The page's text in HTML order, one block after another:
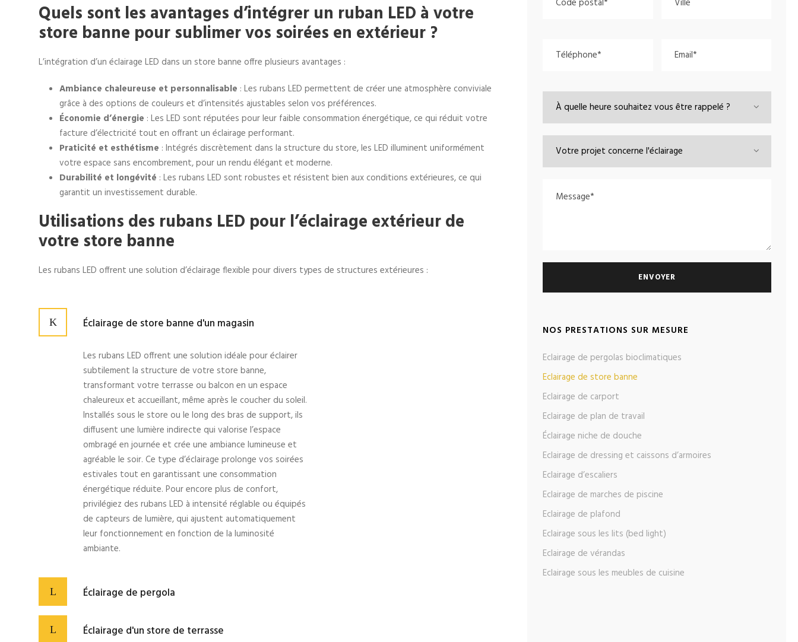
Quels sont les avantages d’intégrer un ruban LED à votre
store banne pour sublimer vos soirées en extérieur ?
L’intégration d’un éclairage LED dans un store banne offre plusieurs avantages :
Ambiance chaleureuse et personnalisable : Les rubans LED permettent de créer une atmosphère conviviale
grâce à des options de couleurs et d’intensités ajustables selon vos préférences.
Économie d’énergie : Les LED sont réputées pour leur faible consommation énergétique, ce qui réduit votre
facture d’électricité tout en offrant un éclairage performant.
Praticité et esthétisme : Intégrés discrètement dans la structure du store, les LED illuminent uniformément
votre espace sans encombrement, pour un rendu élégant et moderne.
Durabilité et longévité : Les rubans LED sont robustes et résistent bien aux conditions extérieures, ce qui
garantit un investissement durable.
Utilisations des rubans LED pour l’éclairage extérieur de
votre store banne
Les rubans LED offrent une solution d’éclairage flexible pour divers types de structures extérieures :
Éclairage de store banne d'un magasin
Les rubans LED offrent une solution idéale pour éclairer
subtilement la structure de votre store banne,
transformant votre terrasse ou balcon en un espace
chaleureux et accueillant, même après le coucher du soleil.
Installés sous le store ou le long des bras de support, ils
diffusent une lumière indirecte qui valorise l’espace
ombragé en journée et crée une ambiance lumineuse et
agréable le soir. Ce type d’éclairage prolonge vos soirées
estivales tout en garantissant une consommation
énergétique réduite. Pour encore plus de confort,
privilégiez des rubans LED à intensité réglable ou équipés
de capteurs de lumière, qui ajustent automatiquement
leur fonctionnement en fonction de la luminosité
ambiante.
Éclairage de pergola
Éclairage d'un store de terrasse
NOS PRESTATIONS SUR MESURE
Eclairage de pergolas bioclimatiques
Eclairage de store banne
Eclairage de carport
Eclairage de plan de travail
Éclairage niche de douche
Eclairage de dressing et caissons d’armoires
Eclairage d’escaliers
Eclairage de marches de piscine
Eclairage de plafond
Eclairage sous les lits (bed light)
Eclairage de vérandas
Eclairage sous les meubles de cuisine